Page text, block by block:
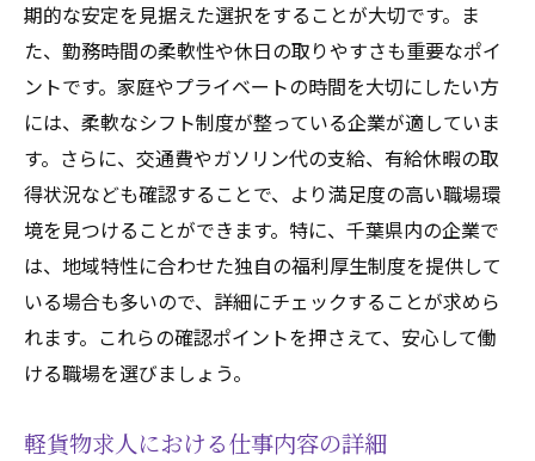
期的な安定を見据えた選択をすることが大切です。ま
た、勤務時間の柔軟性や休日の取りやすさも重要なポイ
ントです。家庭やプライベートの時間を大切にしたい方
には、柔軟なシフト制度が整っている企業が適していま
す。さらに、交通費やガソリン代の支給、有給休暇の取
得状況なども確認することで、より満足度の高い職場環
境を見つけることができます。特に、千葉県内の企業で
は、地域特性に合わせた独自の福利厚生制度を提供して
いる場合も多いので、詳細にチェックすることが求めら
れます。これらの確認ポイントを押さえて、安心して働
ける職場を選びましょう。
軽貨物求人における仕事内容の詳細